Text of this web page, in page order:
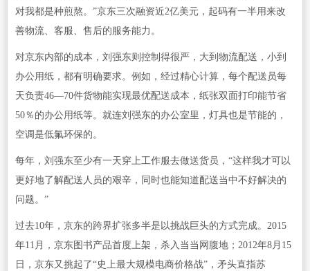
对我都是种煎熬。”京东三次融资近2亿美元，起码有一半用来改
善物流、客服、售后的服务能力。
对京东内部的成本，刘强东则控制得很严，大到物流配送，小到
办公用纸，都有明确要求。例如，经过精心计算，每个配送员每
天负责46—70件货物能实现最优配送成本，纸张双面打印能节省
50％的办公用纸等。就连刘强东的办公室里，灯具也是节能的，
空调是低氟环保的。
每年，刘强东至少有一天穿上工作服去做送货员，“这样我才可以
更好地了解配送人员的艰辛，同时也能知道配送当中不好解决的
问题。”
过去10年，京东的跨界扩张多半是以挑战巨头的方式完成。2015
年11月，京东图书产品首度上架，杀入当当网腹地；2012年8月15
日，京东又挑起了“史上最大规模电商价格战”，矛头直指苏